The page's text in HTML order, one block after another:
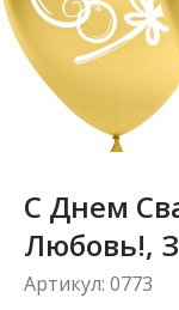
С Днем
Любовь!,
Артикул: 0773